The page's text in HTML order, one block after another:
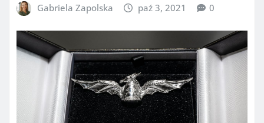
Gabriela Zapolska paź 3, 2021 0